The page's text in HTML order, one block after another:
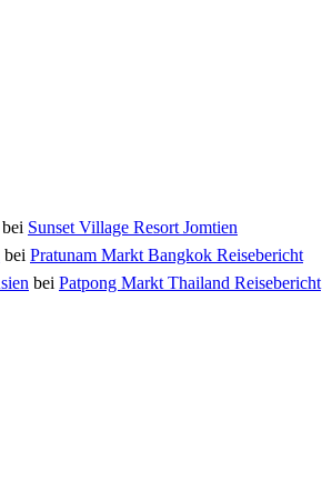
bei Sunset Village Resort Jomtien
bei Pratunam Markt Bangkok Reisebericht
bei Patpong Markt Thailand Reisebericht